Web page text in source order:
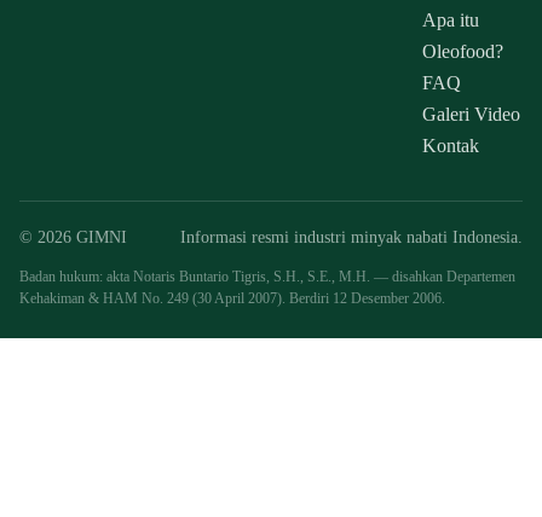
Apa itu
Oleofood?
FAQ
Galeri Video
Kontak
© 2026 GIMNI Informasi resmi industri minyak nabati Indonesia.
Badan hukum: akta Notaris Buntario Tigris, S.H., S.E., M.H. — disahkan Departemen
Kehakiman & HAM No. 249 (30 April 2007). Berdiri 12 Desember 2006.